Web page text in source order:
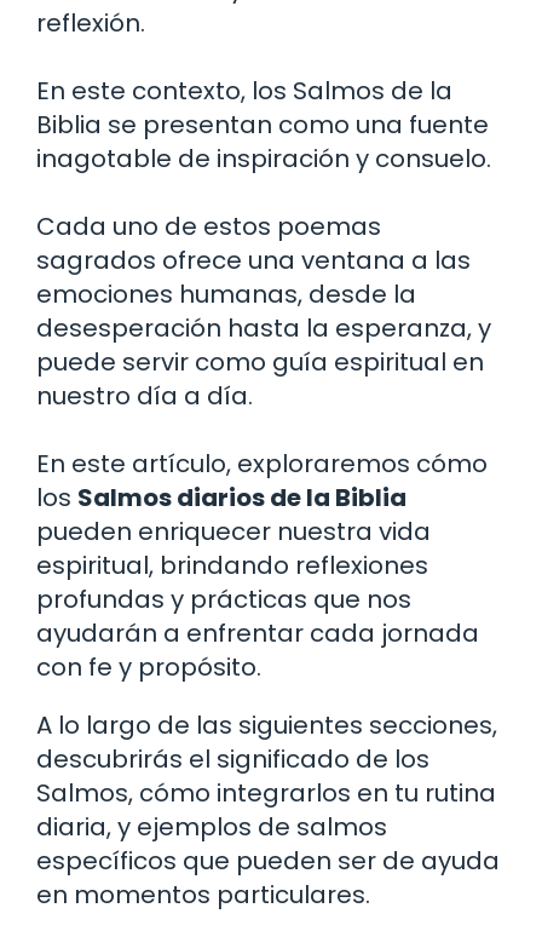
reflexión.
En este contexto, los Salmos de la
Biblia se presentan como una fuente
inagotable de inspiración y consuelo.
Cada uno de estos poemas
sagrados ofrece una ventana a las
emociones humanas, desde la
desesperación hasta la esperanza, y
puede servir como guía espiritual en
nuestro día a día.
En este artículo, exploraremos cómo
los Salmos diarios de la Biblia
pueden enriquecer nuestra vida
espiritual, brindando reflexiones
profundas y prácticas que nos
ayudarán a enfrentar cada jornada
con fe y propósito.
A lo largo de las siguientes secciones,
descubrirás el significado de los
Salmos, cómo integrarlos en tu rutina
diaria, y ejemplos de salmos
específicos que pueden ser de ayuda
en momentos particulares.